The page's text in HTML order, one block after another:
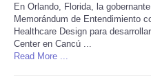
Tecnologia
Tiempo
En Orlando, Florida, la
Memorándum de Entendimiento
Healthcare Design para
Center en Cancú ...
Read More ...